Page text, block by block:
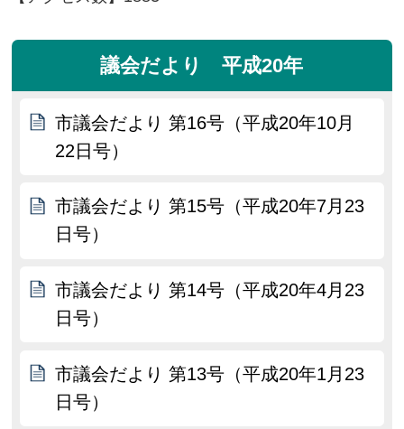
議会だより 平成20年
市議会だより 第16号（平成20年10月
22日号）
市議会だより 第15号（平成20年7月23
日号）
市議会だより 第14号（平成20年4月23
日号）
市議会だより 第13号（平成20年1月23
日号）